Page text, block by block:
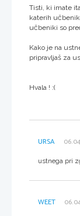
Tisti, ki imate
katerih
učbeniki so
Kako je na
pripravljaš za
Hvala ! :(
URSA
ustnega pri
WEET